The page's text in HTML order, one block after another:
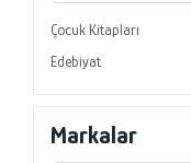
Çocuk Kitapları
Edebiyat
Markalar